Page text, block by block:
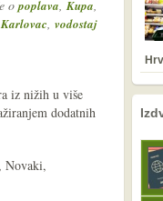
opoplava,Kupa,
Karlovac, vodostaj
iz nižih u više
dodatnih
Novaki,
nema prethodne
sljedeće